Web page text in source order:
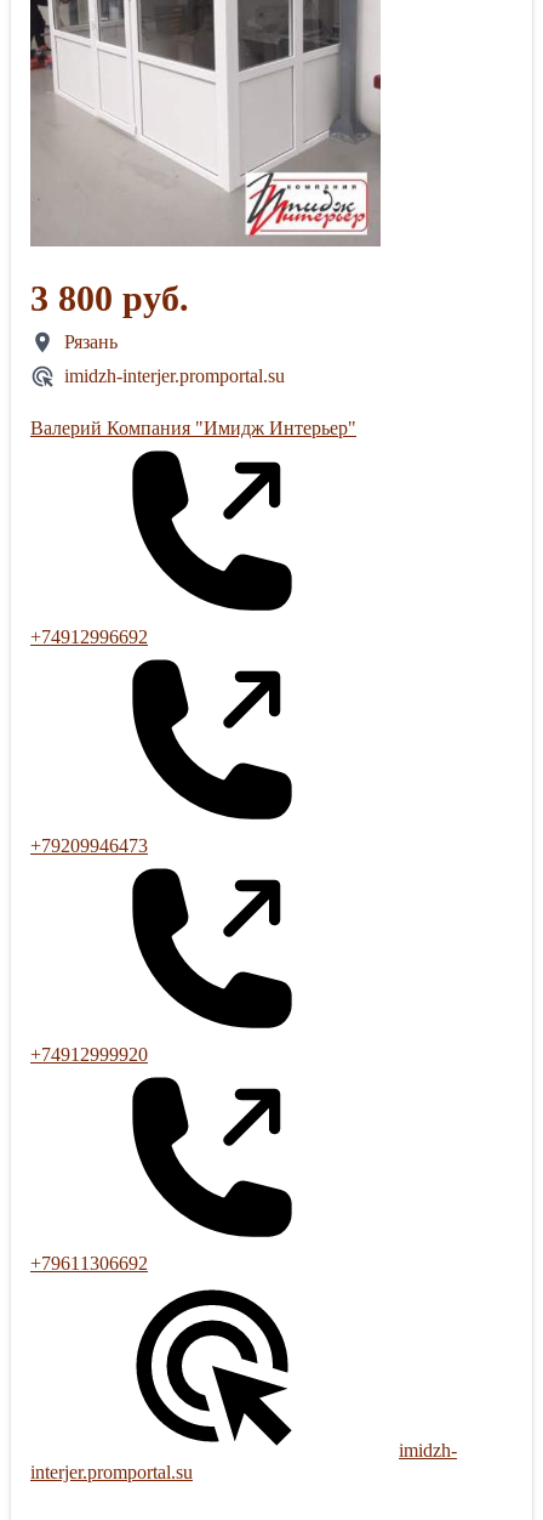
3 800 руб.
Рязань
imidzh-interjer.promportal.su
Валерий Компания "Имидж Интерьер"
+74912996692
+79209946473
+74912999920
+79611306692
imidzh-
interjer.promportal.su